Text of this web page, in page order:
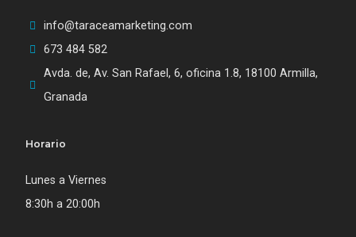
info@taraceamarketing.com
673 484 582‬
Avda. de, Av. San Rafael, 6, oficina 1.8, 18100 Armilla,
Granada
Horario
Lunes a Viernes
8:30h a 20:00h